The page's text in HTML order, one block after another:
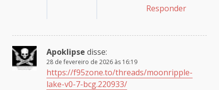
Responder
Apoklipse disse:
28 de fevereiro de 2026 às 16:19
https://f95zone.to/threads/moonripple-
lake-v0-7-bcg.220933/